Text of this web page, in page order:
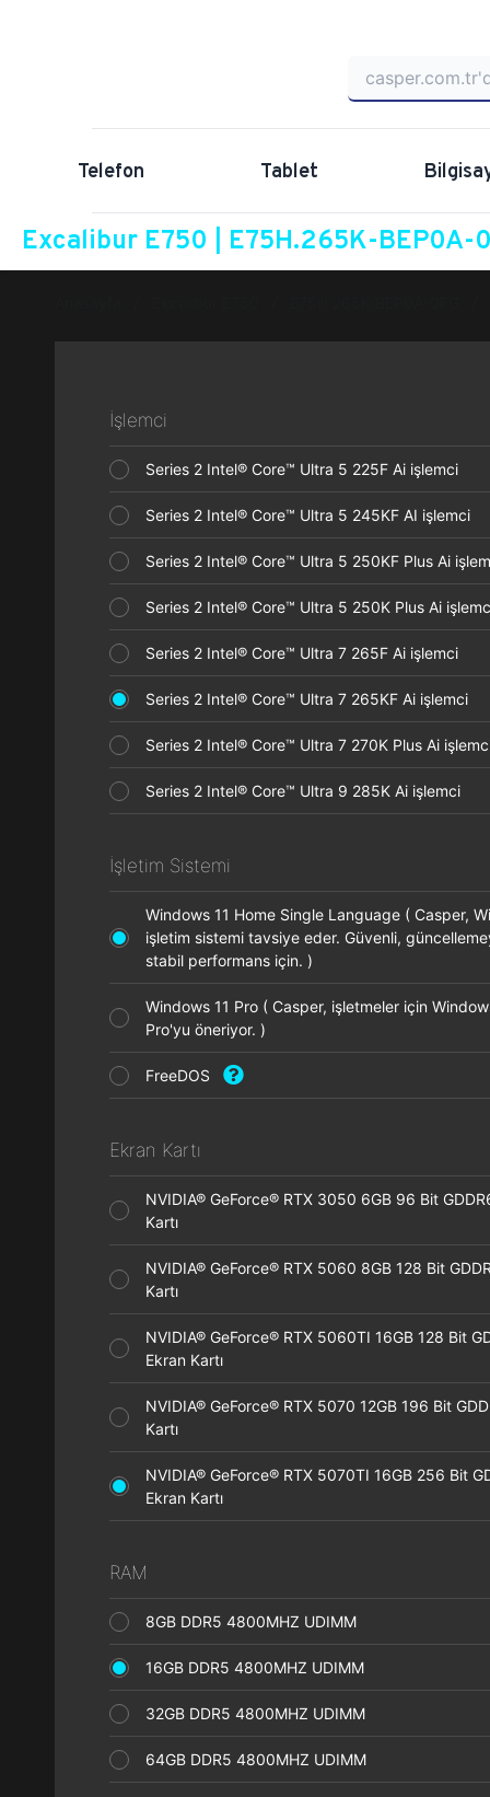
Telefon Tablet
Excalibur E750 | E75H.265K-BEP0A-
İşlemci
Series 2 Intel® Core™ Ultra 5 225F Ai işlemci
Series 2 Intel® Core™ Ultra 5 245KF AI işlemci
Series 2 Intel® Core™ Ultra 5 250KF Plus Ai
Series 2 Intel® Core™ Ultra 5 250K Plus Ai
Series 2 Intel® Core™ Ultra 7 265F Ai işlemci
Series 2 Intel® Core™ Ultra 7 265KF Ai işlemci
Series 2 Intel® Core™ Ultra 7 270K Plus Ai
Series 2 Intel® Core™ Ultra 9 285K Ai işlemci
İşletim Sistemi
Windows 11 Home Single Language ( Casper,
işletim sistemi tavsiye eder. Güvenli,
stabil performans için. )
Windows 11 Pro ( Casper, işletmeler için
Pro'yu öneriyor. )
FreeDOS
Ekran Kartı
NVIDIA® GeForce® RTX 3050 6GB 96 Bit
Kartı
NVIDIA® GeForce® RTX 5060 8GB 128 Bit
Kartı
NVIDIA® GeForce® RTX 5060TI 16GB 128 Bit
Ekran Kartı
NVIDIA® GeForce® RTX 5070 12GB 196 Bit
Kartı
NVIDIA® GeForce® RTX 5070TI 16GB 256 Bit
Ekran Kartı
RAM
8GB DDR5 4800MHZ UDIMM
16GB DDR5 4800MHZ UDIMM
32GB DDR5 4800MHZ UDIMM
64GB DDR5 4800MHZ UDIMM